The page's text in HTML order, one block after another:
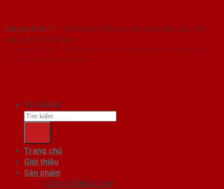
SaigonDoor™ - Hệ thống Showroom cửa thép cửa sắt
hàng đầu Việt Nam
Copyright ⓒ 2016 – 2026 SaigonDoor™ - www.cuagocomposite.org |
Đơn vị chủ quản SaigonDoor
Tìm kiếm:
Trang chủ
Giới thiệu
Sản phẩm
CỬA CHỐNG CHÁY